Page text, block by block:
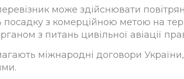
може здійснювати
з комерційною метою на
з питань цивільної авіації
міжнародні договори